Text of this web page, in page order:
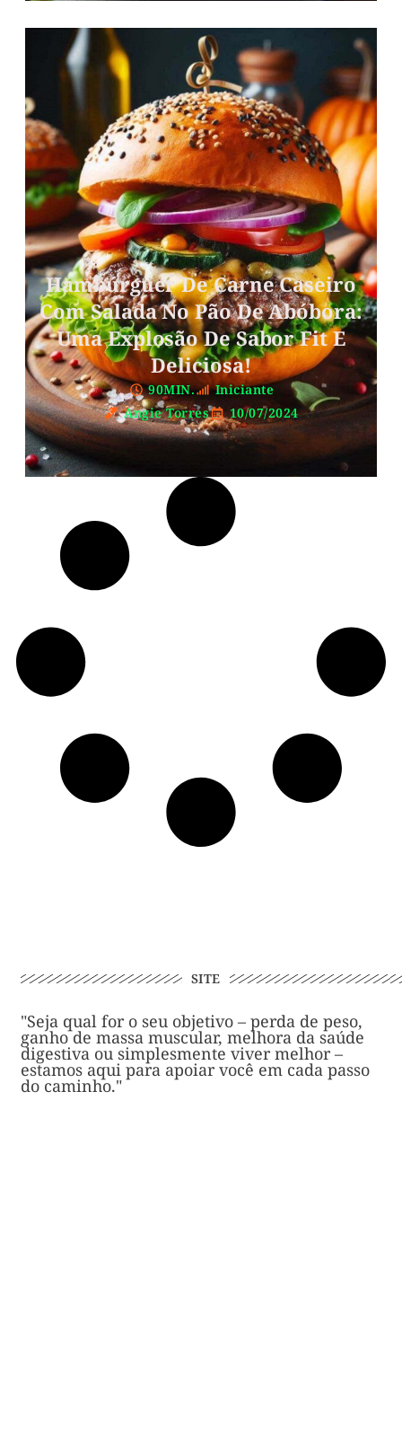
Hambúrguer De Carne Caseiro
Com Salada No Pão De Abóbora:
Uma Explosão De Sabor Fit E
Deliciosa!
90MIN.
Iniciante
Angie Torres
10/07/2024
SITE
"Seja qual for o seu objetivo – perda de peso,
ganho de massa muscular, melhora da saúde
digestiva ou simplesmente viver melhor –
estamos aqui para apoiar você em cada passo
do caminho."